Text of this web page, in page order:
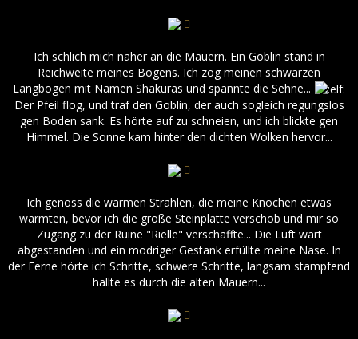
Ich schlich mich näher an die Mauern. Ein Goblin stand in
Reichweite meines Bogens. Ich zog meinen schwarzen
Langbogen mit Namen Shakuras und spannte die Sehne...
Der Pfeil flog, und traf den Goblin, der auch sogleich regungslos
gen Boden sank. Es hörte auf zu schneien, und ich blickte gen
Himmel. Die Sonne kam hinter den dichten Wolken hervor...
Ich genoss die warmen Strahlen, die meine Knochen etwas
wärmten, bevor ich die große Steinplatte verschob und mir so
Zugang zu der Ruine "Rielle" verschaffte... Die Luft wart
abgestanden und ein modriger Gestank erfüllte meine Nase. In
der Ferne hörte ich Schritte, schwere Schritte, langsam stampfend
hallte es durch die alten Mauern...